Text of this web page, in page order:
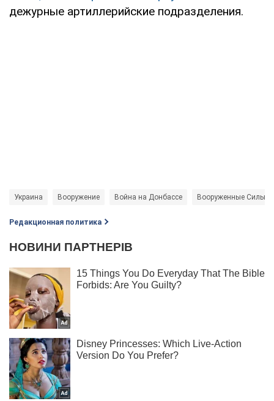
дежурные артиллерийские подразделения.
Украина Вооружение Война на Донбассе Вооруженные Силы
Редакционная политика